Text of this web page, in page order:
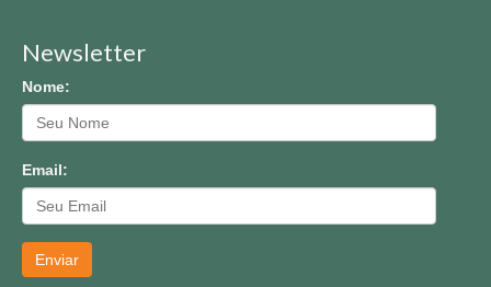
Newsletter
Nome:
Email:
Enviar